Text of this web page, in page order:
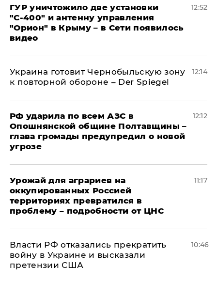
ГУР уничтожило две установки
"С‑400" и антенну управления
"Орион" в Крыму – в Сети появилось
видео
12:52
Украина готовит Чернобыльскую зону
к повторной обороне – Der Spiegel
12:14
РФ ударила по всем АЗС в
Опошнянской общине Полтавщины –
глава громады предупредил о новой
угрозе
12:12
Урожай для аграриев на
оккупированных Россией
территориях превратился в
проблему – подробности от ЦНС
11:17
Власти РФ отказались прекратить
войну в Украине и высказали
претензии США
10:46